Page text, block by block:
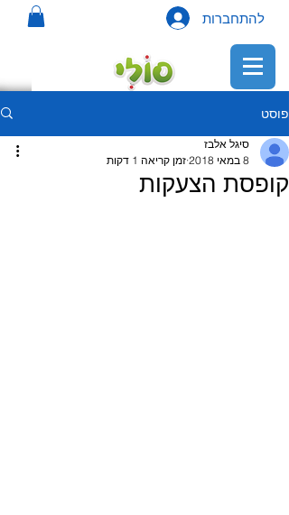
להתחברות
פוסט
קופסת הצעקות
סיגל אלבז
8 במאי 2018
זמן קריאה 1 דקות